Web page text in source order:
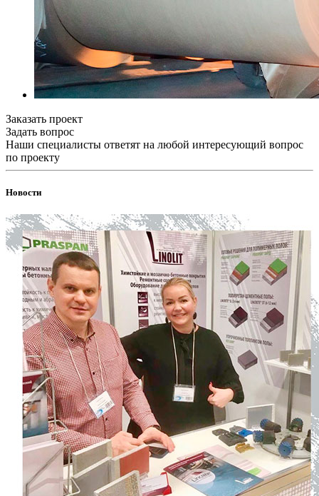
Заказать проект
Задать вопрос
Наши специалисты ответят на любой интересующий вопрос
по проекту
Новости